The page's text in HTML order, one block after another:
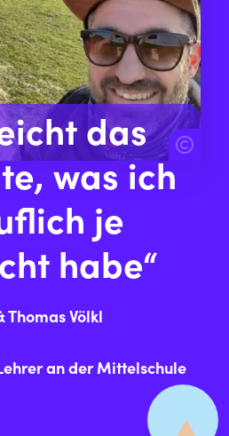
das
was ich
je
habe“
Thomas Völkl
an der Mittelschule